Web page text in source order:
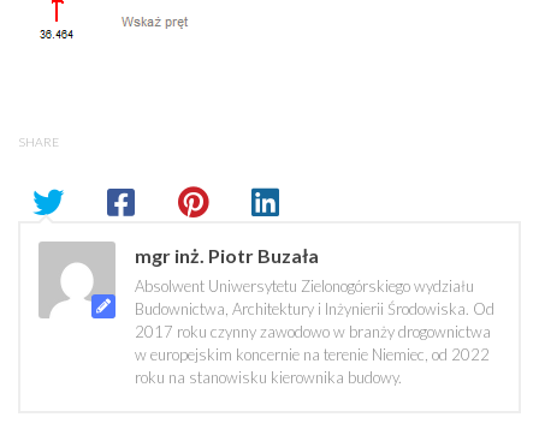
SHARE
mgr inż. Piotr Buzała
Absolwent Uniwersytetu Zielonogórskiego wydziału
Budownictwa, Architektury i Inżynierii Środowiska. Od
2017 roku czynny zawodowo w branży drogownictwa
w europejskim koncernie na terenie Niemiec, od 2022
roku na stanowisku kierownika budowy.